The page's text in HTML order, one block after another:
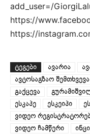
add_user=/
https://
https://
ᲢᲔᲒᲔᲑᲘ ავარია
ავტოსაგზაო შემთხვევა
გაქცევა
ესკაპე
ესკეიპი
ვიდეო
ვიდეო ჩამწერი